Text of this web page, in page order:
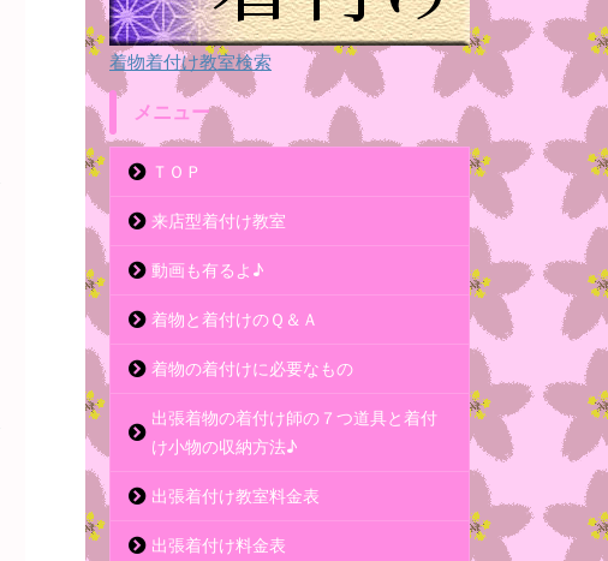
着物着付け教室検索
メニュー
ＴＯＰ
来店型着付け教室
動画も有るよ♪
着物と着付けのＱ＆Ａ
着物の着付けに必要なもの
出張着物の着付け師の７つ道具と着付
け小物の収納方法♪
出張着付け教室料金表
出張着付け料金表